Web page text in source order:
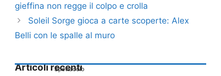
gieffina non regge il colpo e crolla
Soleil Sorge gioca a carte scoperte: Alex
Belli con le spalle al muro
Articoli recenti
Spettacolo